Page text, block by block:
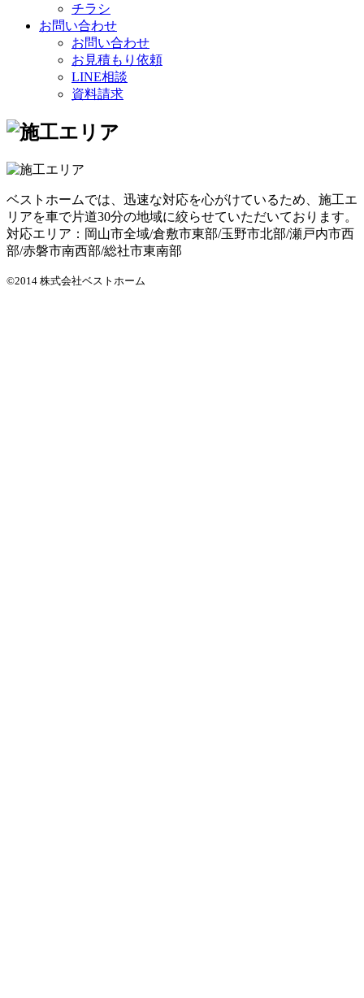
チラシ
お問い合わせ
お問い合わせ
お見積もり依頼
LINE相談
資料請求
ベストホームでは、迅速な対応を心がけているため、施工エ
リアを車で片道30分の地域に絞らせていただいております。
対応エリア：岡山市全域/倉敷市東部/玉野市北部/瀬戸内市西
部/赤磐市南西部/総社市東南部
©2014 株式会社ベストホーム